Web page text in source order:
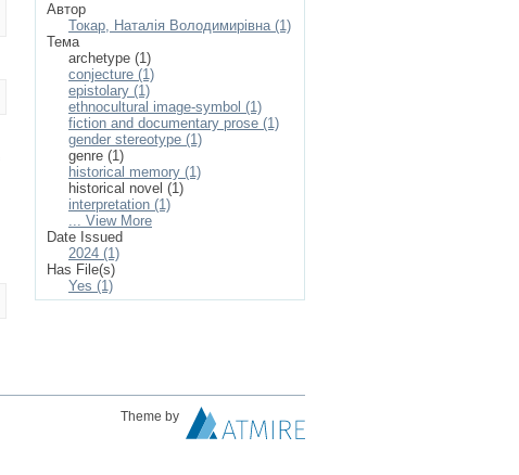
Автор
Токар, Наталія Володимирівна (1)
Тема
archetype (1)
conjecture (1)
epistolary (1)
ethnocultural image-symbol (1)
fiction and documentary prose (1)
gender stereotype (1)
genre (1)
historical memory (1)
historical novel (1)
interpretation (1)
... View More
Date Issued
2024 (1)
Has File(s)
Yes (1)
Theme by